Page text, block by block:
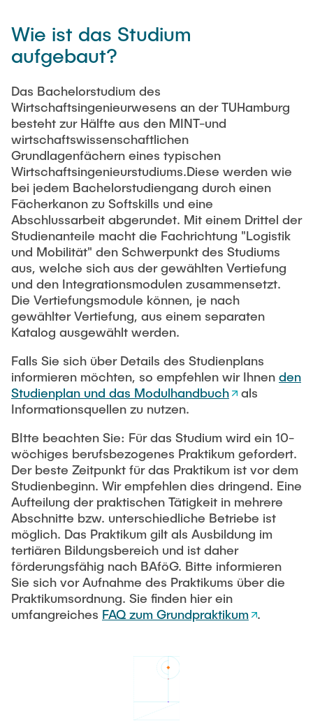
Wie ist das Studium
aufgebaut?
Das Bachelorstudium des
Wirtschaftsingenieurwesens an der TUHamburg
besteht zur Hälfte aus den MINT-und
wirtschaftswissenschaftlichen
Grundlagenfächern eines typischen
Wirtschaftsingenieurstudiums.Diese werden wie
bei jedem Bachelorstudiengang durch einen
Fächerkanon zu Softskills und eine
Abschlussarbeit abgerundet. Mit einem Drittel der
Studienanteile macht die Fachrichtung "Logistik
und Mobilität" den Schwerpunkt des Studiums
aus, welche sich aus der gewählten Vertiefung
und den Integrationsmodulen zusammensetzt.
Die Vertiefungsmodule können, je nach
gewählter Vertiefung, aus einem separaten
Katalog ausgewählt werden.
Falls Sie sich über Details des Studienplans
informieren möchten, so empfehlen wir Ihnen den
Studienplan und das Modulhandbuch
als
Informationsquellen zu nutzen.
BItte beachten Sie: Für das Studium wird ein 10-
wöchiges berufsbezogenes Praktikum gefordert.
Der beste Zeitpunkt für das Praktikum ist vor dem
Studienbeginn. Wir empfehlen dies dringend. Eine
Aufteilung der praktischen Tätigkeit in mehrere
Abschnitte bzw. unterschiedliche Betriebe ist
möglich. Das Praktikum gilt als Ausbildung im
tertiären Bildungsbereich und ist daher
förderungsfähig nach BAföG. Bitte informieren
Sie sich vor Aufnahme des Praktikums über die
Praktikumsordnung. Sie finden hier ein
umfangreiches FAQ zum Grundpraktikum .